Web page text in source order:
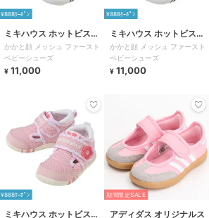
¥888ｸｰﾎﾟﾝ
ミキハウス ホットビスケ
ッツ
かかと顔 メッシュ ファースト
ベビーシューズ
¥ 11,000
¥888ｸｰﾎﾟﾝ
ミキハウス ホットビスケ
ッツ
かかと顔 メッシュ ファースト
ベビーシューズ
¥ 11,000
¥888ｸｰﾎﾟﾝ
ミキハウス ホットビスケ
期間限定SALE
アディダス オリジナルス